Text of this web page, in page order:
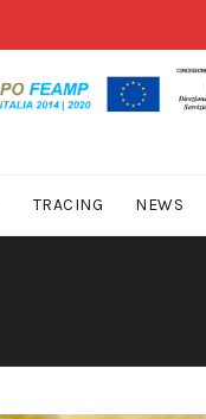
TRACING NEWS